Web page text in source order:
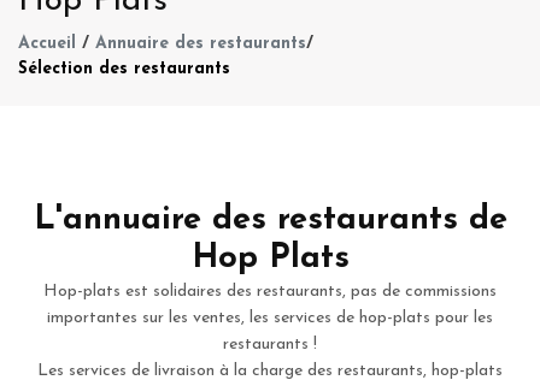
Accueil / Annuaire des restaurants/
Sélection des restaurants
L'annuaire des restaurants de
Hop Plats
Hop-plats est solidaires des restaurants, pas de commissions
importantes sur les ventes, les services de hop-plats pour les
restaurants !
Les services de livraison à la charge des restaurants, hop-plats